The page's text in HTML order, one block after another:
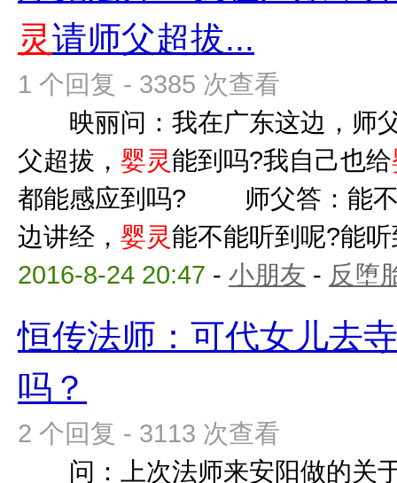
灵请师父超拔...
1 个回复 - 3385 次查看
映丽问：我在广东这边，师
父超拔， 婴灵能到吗?我自己也给
都能感应到吗? 师父答：能不
边讲经， 婴灵能不能听到呢?能
2016-8-24 20:47 - 小朋友 - 反堕
恒传法师：可代女儿去
吗？
2 个回复 - 3113 次查看
问：上次法师来安阳做的关